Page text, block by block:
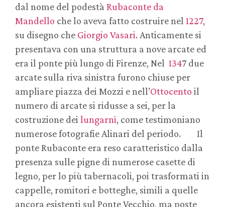
dal nome del podestà Rubaconte da
Mandello che lo aveva fatto costruire nel 1227,
su disegno che Giorgio Vasari. Anticamente si
presentava con una struttura a nove arcate ed
era il ponte più lungo di Firenze, Nel 1347 due
arcate sulla riva sinistra furono chiuse per
ampliare piazza dei Mozzi e nell’Ottocento il
numero di arcate si ridusse a sei, per la
costruzione dei lungarni, come testimoniano
numerose fotografie Alinari del periodo. Il
ponte Rubaconte era reso caratteristico dalla
presenza sulle pigne di numerose casette di
legno, per lo più tabernacoli, poi trasformati in
cappelle, romitori e botteghe, simili a quelle
ancora esistenti sul Ponte Vecchio, ma poste